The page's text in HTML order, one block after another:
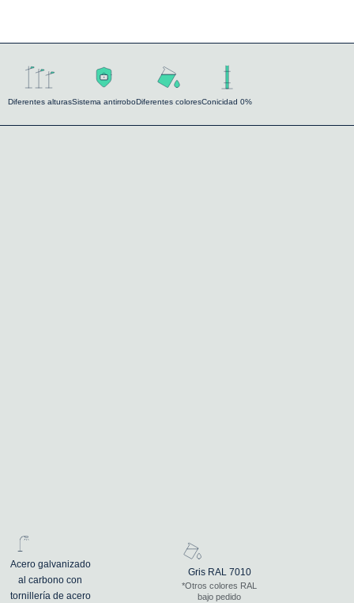
Diferentes alturasSistema antirroboDiferentes coloresConicidad 0%
Acero galvanizado
al carbono con
tornillería de acero
Gris RAL 7010
*Otros colores RAL
bajo pedido